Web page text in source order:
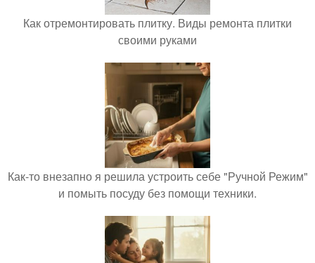
Как отремонтировать плитку. Виды ремонта плитки
своими руками
Как-то внезапно я решила устроить себе "Ручной Режим"
и помыть посуду без помощи техники.